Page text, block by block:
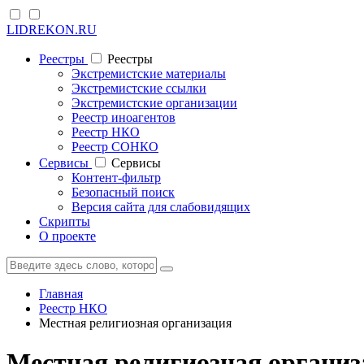
LIDREKON.RU
Реестры
Реестры
Экстремистские материалы
Экстремистские ссылки
Экстремистские организации
Реестр иноагентов
Реестр НКО
Реестр СОНКО
Cервисы
Cервисы
Контент-фильтр
Безопасный поиск
Версия сайта для слабовидящих
Скрипты
О проекте
Главная
Реестр НКО
Местная религиозная организация